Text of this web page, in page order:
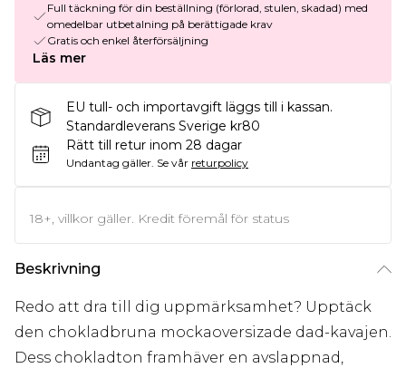
Full täckning för din beställning (förlorad, stulen, skadad) med
omedelbar utbetalning på berättigade krav
Gratis och enkel återförsäljning
Läs mer
EU tull- och importavgift läggs till i kassan.
Standardleverans Sverige kr80
Rätt till retur inom 28 dagar
Undantag gäller. Se vår returpolicy
18+, villkor gäller. Kredit föremål för status
Beskrivning
Redo att dra till dig uppmärksamhet? Upptäck
den chokladbruna mockaoversizade dad-kavajen.
Dess chokladton framhäver en avslappnad,